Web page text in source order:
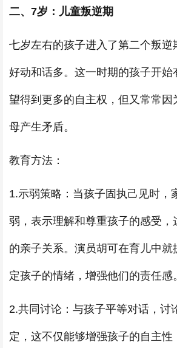
二、7岁：儿童叛逆期
七岁左右的孩子进入了第二个叛逆
好动和话多。这一时期的孩子开始
望得到更多的自主权，但又常常因
母产生矛盾。
教育方法：
1.示弱策略：当孩子固执己见时，
弱，表示理解和尊重孩子的感受，
的亲子关系。演员胡可在育儿中就
定孩子的情绪，增强他们的责任感。
2.共同讨论：与孩子平等对话，讨
定，这不仅能够增强孩子的自主性